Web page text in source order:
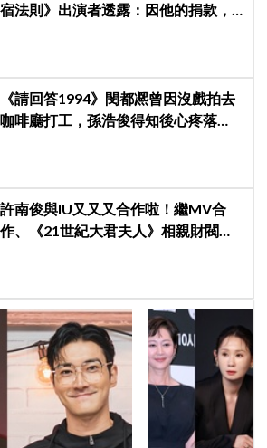
宿法則》出演者透露：因他的捐款，
《請回答1994》閔都凞曾因沒戲拍去
咖啡廳打工，孫浩俊得知後心疼落
許南俊與IU又又又合作啦！繼MV合
作、《21世紀大君夫人》相親財閥男